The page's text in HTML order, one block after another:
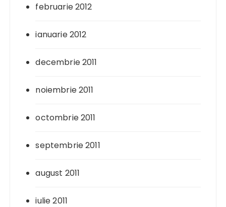
februarie 2012
ianuarie 2012
decembrie 2011
noiembrie 2011
octombrie 2011
septembrie 2011
august 2011
iulie 2011